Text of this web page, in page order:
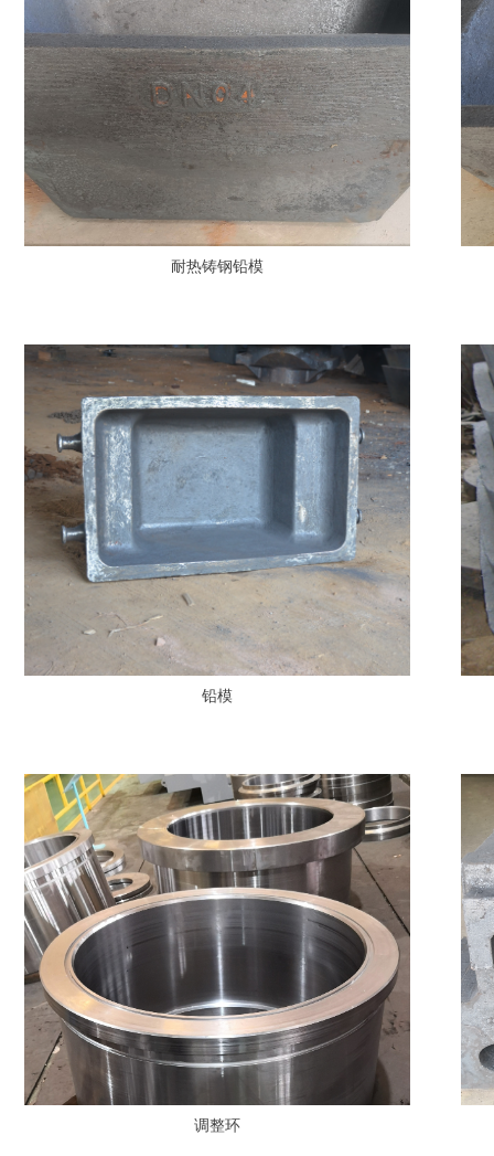
耐热铸钢铅模
铅模
调整环